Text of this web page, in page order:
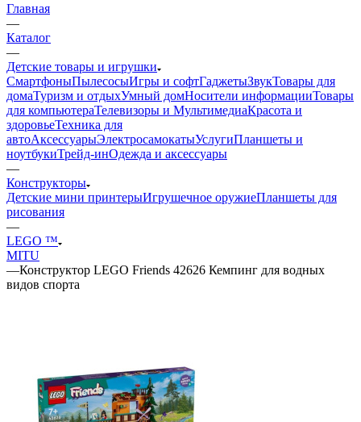
Главная
—
Каталог
—
Детские товары и игрушки
СмартфоныПылесосыИгры и софтГаджетыЗвукТовары для
домаТуризм и отдыхУмный домНосители информацииТовары
для компьютераТелевизоры и МультимедиаКрасота и
здоровьеТехника для
автоАксессуарыЭлектросамокатыУслугиПланшеты и
ноутбукиТрейд-инОдежда и аксессуары
—
Конструкторы
Детские мини принтерыИгрушечное оружиеПланшеты для
рисования
—
LEGO ™
MITU
—Конструктор LEGO Friends 42626 Кемпинг для водных
видов спорта